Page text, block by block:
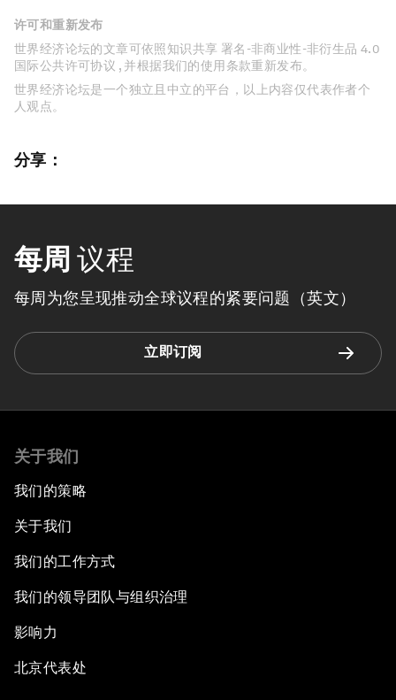
许可和重新发布
世界经济论坛的文章可依照知识共享 署名-非商业性-非衍生品 4.0
国际公共许可协议 , 并根据我们的使用条款重新发布。
世界经济论坛是一个独立且中立的平台，以上内容仅代表作者个
人观点。
分享：
每周 议程
每周为您呈现推动全球议程的紧要问题（英文）
立即订阅
关于我们
我们的策略
关于我们
我们的工作方式
我们的领导团队与组织治理
影响力
北京代表处